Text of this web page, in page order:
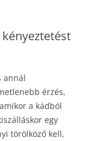
annál
érzés,
a kádból
egy
törölköző kell,